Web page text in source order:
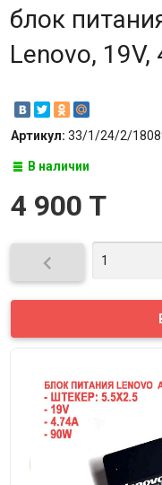
блок
Lenovo,
Артикул: 33/1/24/2/
В наличии
4 900 T
